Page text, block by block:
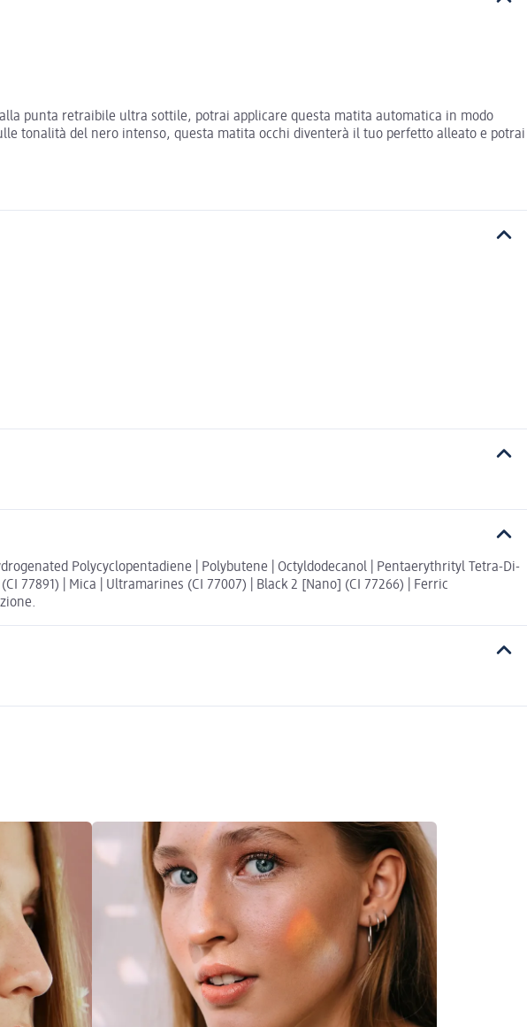
alla punta retraibile ultra sottile, potrai applicare questa matita automatica in modo
tonalità del nero intenso, questa matita occhi diventerà il tuo perfetto alleato e potrai
Polycyclopentadiene | Polybutene | Octyldodecanol | Pentaerythrityl Tetra-Di-
77891) | Mica | Ultramarines (CI 77007) | Black 2 [Nano] (CI 77266) | Ferric